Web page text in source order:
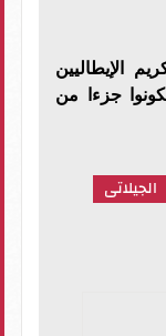
الإيطاليين
جزءا من
الجيلاتى